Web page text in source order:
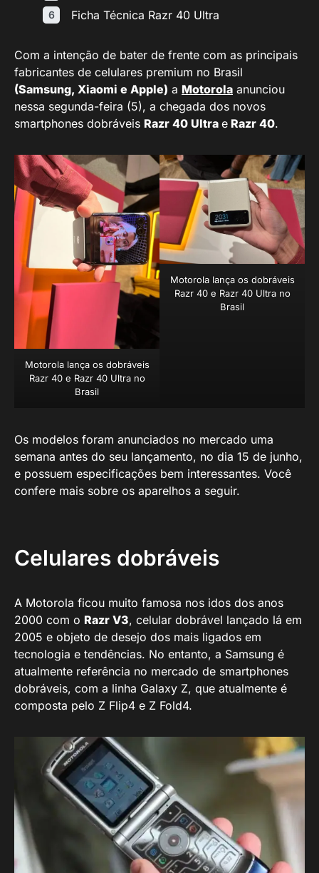
Ficha Técnica Razr 40 Ultra
Com a intenção de bater de frente com as principais
fabricantes de celulares premium no Brasil
(Samsung, Xiaomi e Apple) a Motorola anunciou
nessa segunda-feira (5), a chegada dos novos
smartphones dobráveis Razr 40 Ultra e Razr 40.
Motorola lança os dobráveis
Razr 40 e Razr 40 Ultra no
Brasil
Motorola lança os dobráveis
Razr 40 e Razr 40 Ultra no
Brasil
Os modelos foram anunciados no mercado uma
semana antes do seu lançamento, no dia 15 de junho,
e possuem especificações bem interessantes. Você
confere mais sobre os aparelhos a seguir.
Celulares dobráveis
A Motorola ficou muito famosa nos idos dos anos
2000 com o Razr V3, celular dobrável lançado lá em
2005 e objeto de desejo dos mais ligados em
tecnologia e tendências. No entanto, a Samsung é
atualmente referência no mercado de smartphones
dobráveis, com a linha Galaxy Z, que atualmente é
composta pelo Z Flip4 e Z Fold4.